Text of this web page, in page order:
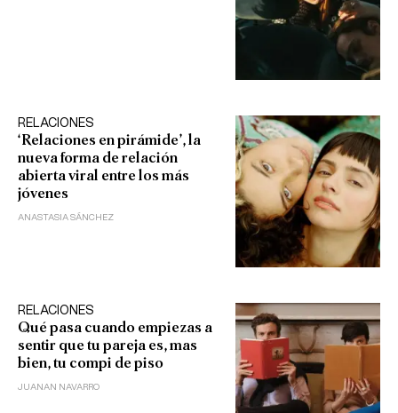
RELACIONES
‘Relaciones en pirámide’, la
nueva forma de relación
abierta viral entre los más
jóvenes
ANASTASIA SÁNCHEZ
RELACIONES
Qué pasa cuando empiezas a
sentir que tu pareja es, mas
bien, tu compi de piso
JUANAN NAVARRO